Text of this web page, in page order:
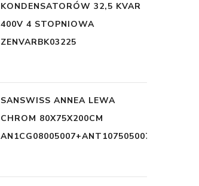
KONDENSATORÓW 32,5 KVAR
400V 4 STOPNIOWA
ZENVARBK03225
SANSWISS ANNEA LEWA
CHROM 80X75X200CM
AN1CG08005007+ANT107505007